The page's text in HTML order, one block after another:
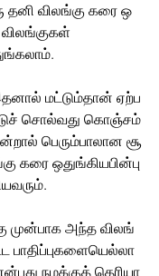
தனி விலங்கு கரை ஒ
விலங்குகள்
மட்டும்தான் ஏற்ப
ச் சொல்வது கொஞ்சம்
பெரும்பாலான சூ
கரை ஒதுங்கியபின்பு
முன்பாக அந்த விலங்
பாதிப்புகளையெல்லா
நமக்குத் தெரியா